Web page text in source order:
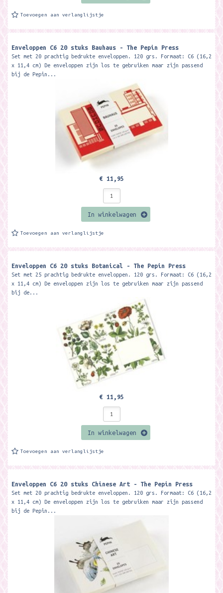
Toevoegen aan verlanglijstje
Enveloppen C6 20 stuks Bauhaus - The Pepin Press
Set met 20 prachtig bedrukte enveloppen. 120 grs. Formaat: C6 (16,2
x 11,4 cm) De enveloppen zijn los te gebruiken maar zijn passend
bij de Pepin...
€ 11,95
In winkelwagen
Toevoegen aan verlanglijstje
Enveloppen C6 20 stuks Botanical - The Pepin Press
Set met 25 prachtig bedrukte enveloppen. 120 grs. Formaat: C6 (16,2
x 11,4 cm) De enveloppen zijn los te gebruiken maar zijn passend
bij de...
€ 11,95
In winkelwagen
Toevoegen aan verlanglijstje
Enveloppen C6 20 stuks Chinese Art - The Pepin Press
Set met 20 prachtig bedrukte enveloppen. 120 grs. Formaat: C6 (16,2
x 11,4 cm) De enveloppen zijn los te gebruiken maar zijn passend
bij de Pepin...